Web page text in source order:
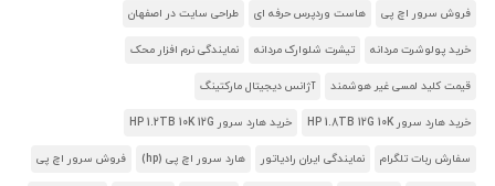
فروش سرور اچ پی هاست وردپرس حرفه ای طراحی سایت در اصفهان
خرید پولوشرت مردانه تیشرت شلوارک مردانه نمایندگی نرم افزار محک
قیمت کلید لمسی غیر هوشمند آژانس دیجیتال مارکتینگ
خرید هارد سرور HP 1.8TB 12G 10K خرید هارد سرور HP 1.2TB 10K 12G
سفارش ربات تلگرام نمایندگی ایران رادیاتور هارد سرور اچ پی (hp) فروش سرور اچ پی